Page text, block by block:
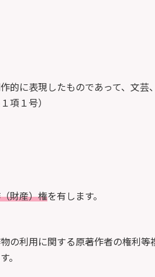
的に表現したものであって、文芸
項１号）
財産）権を有します。
の利用に関する原著作者の権利等
。